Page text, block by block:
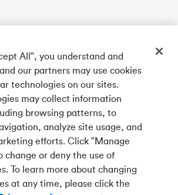
English
appli
avec nous
commercial de la Banque Tangerine,
All", you understand and
our partners may use cookies
technologies on our sites.
may collect information
browsing patterns, to
analyze site usage, and
efforts. Click "Manage
change or deny the use of
To learn more about changing
at any time, please click the